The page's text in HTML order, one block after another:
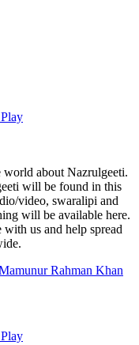
world about Nazrulgeeti.
will be found in this
video, swaralipi and
will be available here.
us and help spread
Rahman Khan